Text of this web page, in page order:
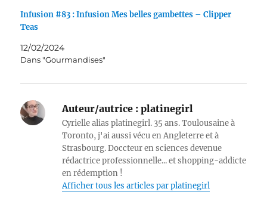
Infusion #83 : Infusion Mes belles gambettes – Clipper
Teas
12/02/2024
Dans "Gourmandises"
Auteur/autrice : platinegirl
Cyrielle alias platinegirl. 35 ans. Toulousaine à
Toronto, j'ai aussi vécu en Angleterre et à
Strasbourg. Doccteur en sciences devenue
rédactrice professionnelle... et shopping-addicte
en rédemption !
Afficher tous les articles par platinegirl